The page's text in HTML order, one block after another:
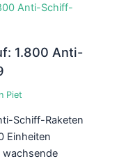
1.800 Anti-
Piet
Schiff-Raketen
Einheiten
wachsende